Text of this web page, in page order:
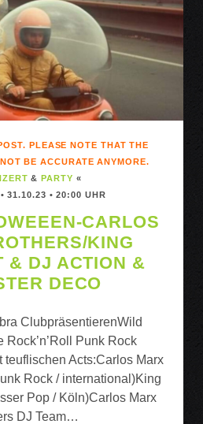
PLEASE NOTE THAT THE
BE ACCURATE ANYMORE.
&PARTY «
31.10.23 • 20:00 UHR
CARLOS
KING
& DJ ACTION &
DECO
ClubpräsentierenWild
Rock’n’Roll Punk Rock
teuflischen Acts:Carlos Marx
Rock / international)King
Pop / Köln)Carlos Marx
DJ Team…